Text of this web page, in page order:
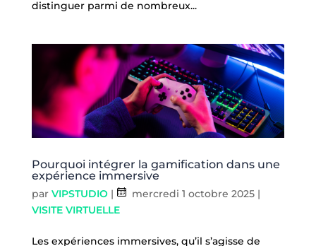
distinguer parmi de nombreux...
Pourquoi intégrer la gamification dans une
expérience immersive
par VIPSTUDIO| mercredi 1 octobre 2025|
VISITE VIRTUELLE
Les expériences immersives, qu’il s’agisse de